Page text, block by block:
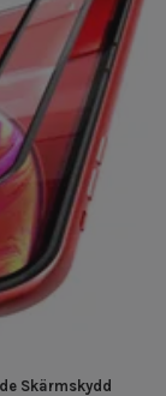
Skärmskydd